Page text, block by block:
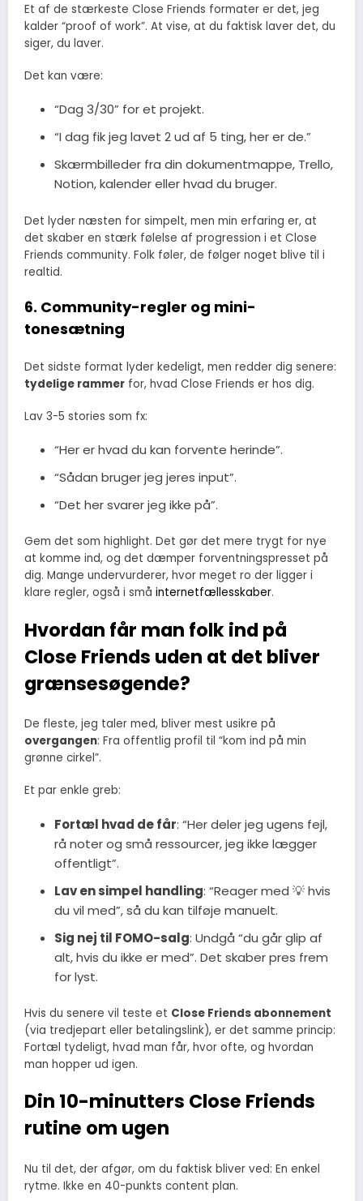
Et af de stærkeste Close Friends formater er det, jeg
kalder “proof of work”. At vise, at du faktisk laver det, du
siger, du laver.
Det kan være:
“Dag 3/30” for et projekt.
“I dag fik jeg lavet 2 ud af 5 ting, her er de.”
Skærmbilleder fra din dokumentmappe, Trello,
Notion, kalender eller hvad du bruger.
Det lyder næsten for simpelt, men min erfaring er, at
det skaber en stærk følelse af progression i et Close
Friends community. Folk føler, de følger noget blive til i
realtid.
6. Community-regler og mini-
tonesætning
Det sidste format lyder kedeligt, men redder dig senere:
tydelige rammer for, hvad Close Friends er hos dig.
Lav 3-5 stories som fx:
“Her er hvad du kan forvente herinde”.
“Sådan bruger jeg jeres input”.
“Det her svarer jeg ikke på”.
Gem det som highlight. Det gør det mere trygt for nye
at komme ind, og det dæmper forventningspresset på
dig. Mange undervurderer, hvor meget ro der ligger i
klare regler, også i små internetfællesskaber.
Hvordan får man folk ind på
Close Friends uden at det bliver
grænsesøgende?
De fleste, jeg taler med, bliver mest usikre på
overgangen: Fra offentlig profil til “kom ind på min
grønne cirkel”.
Et par enkle greb:
Fortæl hvad de får: “Her deler jeg ugens fejl,
rå noter og små ressourcer, jeg ikke lægger
offentligt”.
Lav en simpel handling: “Reager med 💡 hvis
du vil med”, så du kan tilføje manuelt.
Sig nej til FOMO-salg: Undgå “du går glip af
alt, hvis du ikke er med”. Det skaber pres frem
for lyst.
Hvis du senere vil teste et Close Friends abonnement
(via tredjepart eller betalingslink), er det samme princip:
Fortæl tydeligt, hvad man får, hvor ofte, og hvordan
man hopper ud igen.
Din 10-minutters Close Friends
rutine om ugen
Nu til det, der afgør, om du faktisk bliver ved: En enkel
rytme. Ikke en 40-punkts content plan.